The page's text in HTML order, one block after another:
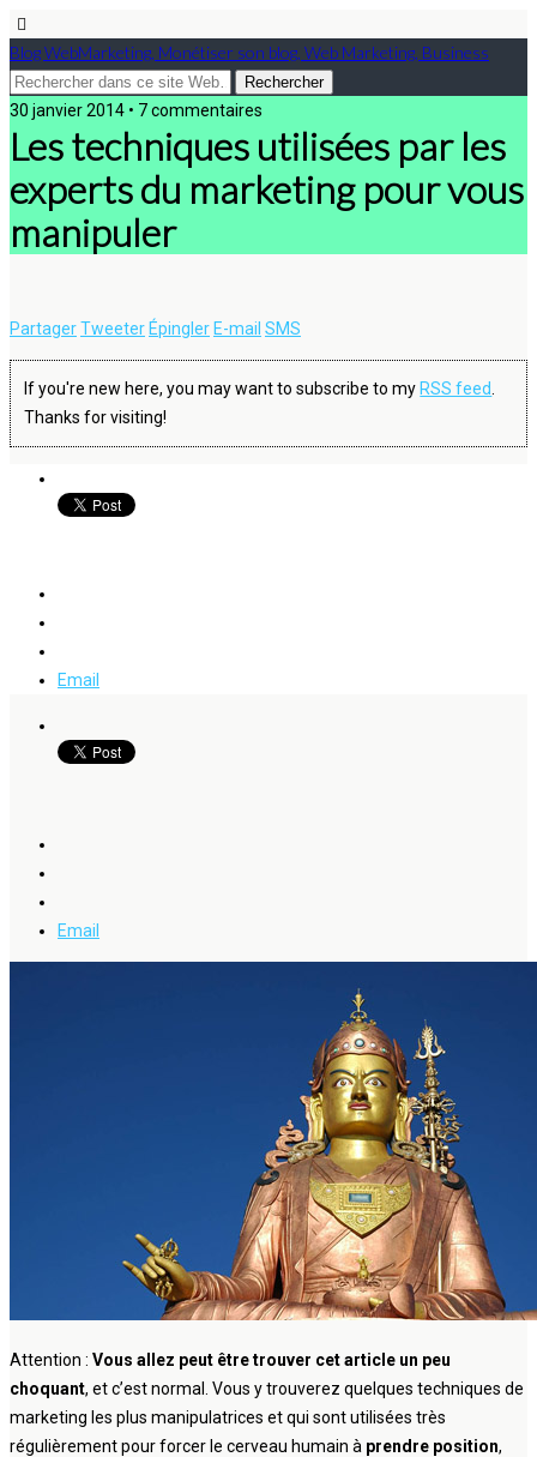
Blog WebMarketing, Monétiser son blog, Web Marketing, Business
30 janvier 2014 • 7 commentaires
Les techniques utilisées par les
experts du marketing pour vous
manipuler
PartagerTweeter Épingler E-mail SMS
If you're new here, you may want to subscribe to my RSS feed.
Thanks for visiting!
Email
Email
Attention : Vous allez peut être trouver cet article un peu
choquant, et c’est normal. Vous y trouverez quelques techniques de
marketing les plus manipulatrices et qui sont utilisées très
régulièrement pour forcer le cerveau humain à prendre position,